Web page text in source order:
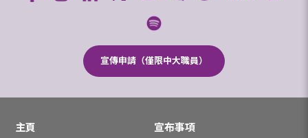
宣傳申請（僅限中大職員）
主頁
宣布事項